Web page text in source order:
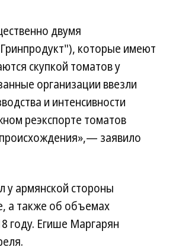
двумя
которые имеют
скупкой томатов у
организации ввезли
и интенсивности
реэкспорте томатов
заявило
у армянской стороны
а также об объемах
году. Егише Маргарян